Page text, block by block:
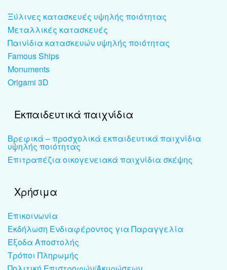
Ξύλινες κατασκευές υψηλής ποιότητας
Μεταλλικές κατασκευές
Παινίδια κατασκευών υψηλής ποιότητας
Famous Ships
Monuments
Origami 3D
Εκπαιδευτικά παιχνίδια
Βρεφικά – προσχολικά εκπαιδευτικά παιχνίδια
υψηλής ποιότητας
Επιτραπέζια οικογενειακά παιχνίδια σκέψης
Χρήσιμα
Επικοινωνία
Εκδήλωση Ενδιαφέροντος για Παραγγελία
Έξοδα Αποστολής
Τρόποι Πληρωμής